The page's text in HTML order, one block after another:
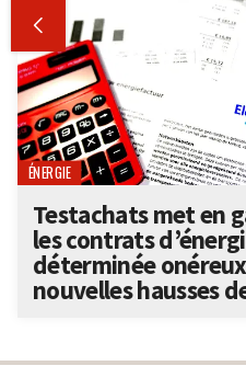

ÉNERGIE
Testachats met en
les contrats
déterminée
nouvelles hausses